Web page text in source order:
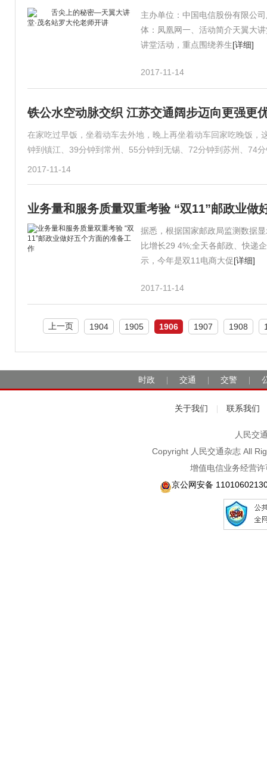
主办单位：中国电信股份有限公
体：凤凰网一、活动简介天翼大
讲堂活动，重点围绕养生[详细]
2017-11-14
铁公水空动脉交织 江苏交通阔步迈向更强更
在家吃过早饭，坐着动车去外地，晚上再坐着动车回家吃晚饭
钟到镇江、39分钟到常州、55分钟到无锡、72分钟到苏州、74
2017-11-14
业务量和服务质量双重考验 “双11”邮政业做
据悉，根据国家邮政局监测数据
比增长29 4%;全天各邮政、快递
示，今年是双11电商大促[详细]
2017-11-14
上一页 1904 1905 1906 1907 1908
时政 交通 交警
关于我们 联系我们
人民交
Copyright 人民交通杂志 All
增值电信业务经营
京公网安备